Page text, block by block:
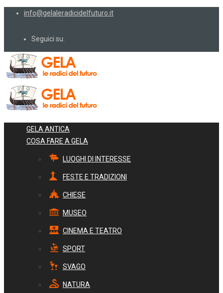
info@gelaleradicidelfuturo.it
Seguici su:
GELA ANTICA
COSA FARE A GELA
LUOGHI DI INTERESSE
FESTE E TRADIZIONI
CHIESE
MUSEO
CINEMA E TEATRO
SPORT
SVAGO
NATURA